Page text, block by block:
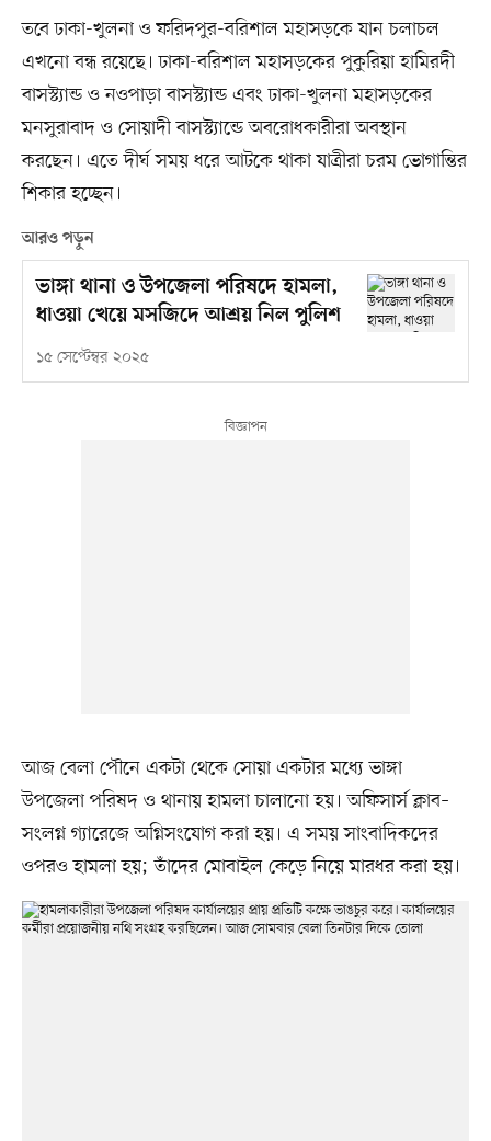
তবে ঢাকা-খুলনা ও ফরিদপুর-বরিশাল মহাসড়কে যান চলাচল
এখনো বন্ধ রয়েছে। ঢাকা-বরিশাল মহাসড়কের পুকুরিয়া হামিরদী
বাসস্ট্যান্ড ও নওপাড়া বাসস্ট্যান্ড এবং ঢাকা-খুলনা মহাসড়কের
মনসুরাবাদ ও সোয়াদী বাসস্ট্যান্ডে অবরোধকারীরা অবস্থান
করছেন। এতে দীর্ঘ সময় ধরে আটকে থাকা যাত্রীরা চরম ভোগান্তির
শিকার হচ্ছেন।
আরও পড়ুন
ভাঙ্গা থানা ও উপজেলা পরিষদে হামলা,
ধাওয়া খেয়ে মসজিদে আশ্রয় নিল পুলিশ
১৫ সেপ্টেম্বর ২০২৫
আজ বেলা পৌনে একটা থেকে সোয়া একটার মধ্যে ভাঙ্গা
উপজেলা পরিষদ ও থানায় হামলা চালানো হয়। অফিসার্স ক্লাব–
সংলগ্ন গ্যারেজে অগ্নিসংযোগ করা হয়। এ সময় সাংবাদিকদের
ওপরও হামলা হয়; তাঁদের মোবাইল কেড়ে নিয়ে মারধর করা হয়।